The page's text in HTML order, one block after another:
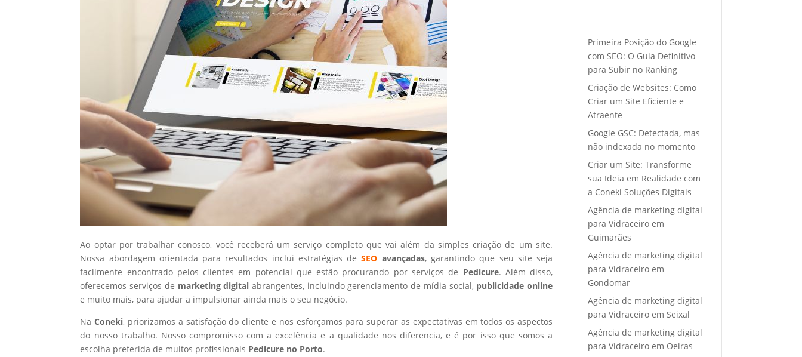
Ao optar por trabalhar conosco, você receberá um serviço completo que vai além da simples criação de um site.
Nossa abordagem orientada para resultados inclui estratégias deSEO avançadas, garantindo que seu site seja
facilmente encontrado pelos clientes em potencial que estão procurando por serviços de Pedicure. Além disso,
oferecemos serviços de marketing digital abrangentes, incluindo gerenciamento de mídia social, publicidade online
e muito mais, para ajudar a impulsionar ainda mais o seu negócio.
NaConeki, priorizamos a satisfação do cliente e nos esforçamos para superar as expectativas em todos os aspectos
do nosso trabalho. Nosso compromisso com a excelência e a qualidade nos diferencia, e é por isso que somos a
escolha preferida de muitos profissionais Pedicure no Porto.
Primeira Posição do Google
com SEO: O Guia Definitivo
para Subir no Ranking
Criação de Websites: Como
Criar um Site Eficiente e
Atraente
Google GSC: Detectada, mas
não indexada no momento
Criar um Site: Transforme
sua Ideia em Realidade com
a Coneki Soluções Digitais
Agência de marketing digital
para Vidraceiro em
Guimarães
Agência de marketing digital
para Vidraceiro em
Gondomar
Agência de marketing digital
para Vidraceiro em Seixal
Agência de marketing digital
para Vidraceiro em Oeiras